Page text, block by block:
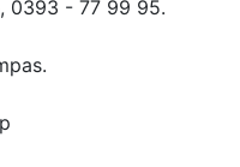
0393 - 77 99 95.